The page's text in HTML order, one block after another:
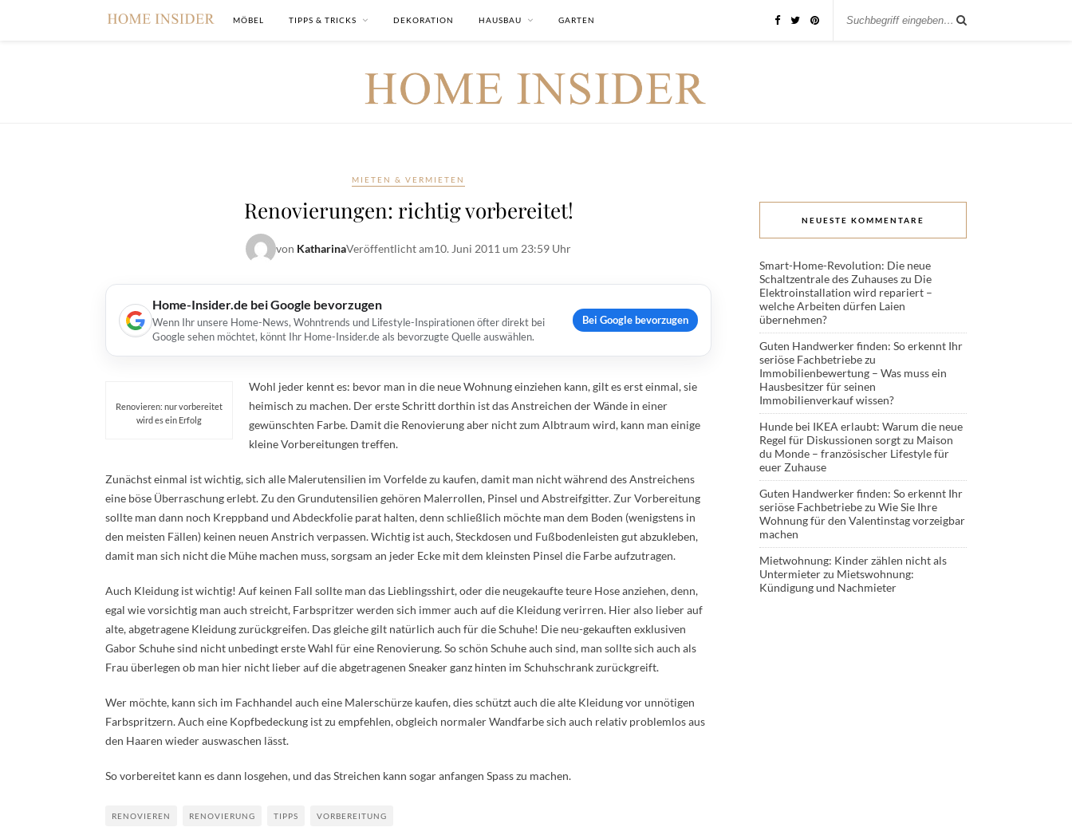
MÖBEL TIPPS & TRICKS DEKORATION HAUSBAU GARTEN
MIETEN & VERMIETEN
Renovierungen: richtig vorbereitet!
von KatharinaVeröffentlicht am10. Juni 2011 um 23:59 Uhr
Home-Insider.de bei Google bevorzugen
Wenn Ihr unsere Home-News, Wohntrends und Lifestyle-Inspirationen öfter direkt bei
Google sehen möchtet, könnt Ihr Home-Insider.de als bevorzugte Quelle auswählen.
Bei Google bevorzugen
Renovieren: nur vorbereitet
wird es ein Erfolg
Wohl jeder kennt es: bevor man in die neue Wohnung einziehen kann, gilt es erst einmal, sie
heimisch zu machen. Der erste Schritt dorthin ist das Anstreichen der Wände in einer
gewünschten Farbe. Damit die Renovierung aber nicht zum Albtraum wird, kann man einige
kleine Vorbereitungen treffen.
Zunächst einmal ist wichtig, sich alle Malerutensilien im Vorfelde zu kaufen, damit man nicht während des Anstreichens
eine böse Überraschung erlebt. Zu den Grundutensilien gehören Malerrollen, Pinsel und Abstreifgitter. Zur Vorbereitung
sollte man dann noch Kreppband und Abdeckfolie parat halten, denn schließlich möchte man dem Boden (wenigstens in
den meisten Fällen) keinen neuen Anstrich verpassen. Wichtig ist auch, Steckdosen und Fußbodenleisten gut abzukleben,
damit man sich nicht die Mühe machen muss, sorgsam an jeder Ecke mit dem kleinsten Pinsel die Farbe aufzutragen.
Auch Kleidung ist wichtig! Auf keinen Fall sollte man das Lieblingsshirt, oder die neugekaufte teure Hose anziehen, denn,
egal wie vorsichtig man auch streicht, Farbspritzer werden sich immer auch auf die Kleidung verirren. Hier also lieber auf
alte, abgetragene Kleidung zurückgreifen. Das gleiche gilt natürlich auch für die Schuhe! Die neu-gekauften exklusiven
Gabor Schuhe sind nicht unbedingt erste Wahl für eine Renovierung. So schön Schuhe auch sind, man sollte sich auch als
Frau überlegen ob man hier nicht lieber auf die abgetragenen Sneaker ganz hinten im Schuhschrank zurückgreift.
Wer möchte, kann sich im Fachhandel auch eine Malerschürze kaufen, dies schützt auch die alte Kleidung vor unnötigen
Farbspritzern. Auch eine Kopfbedeckung ist zu empfehlen, obgleich normaler Wandfarbe sich auch relativ problemlos aus
den Haaren wieder auswaschen lässt.
So vorbereitet kann es dann losgehen, und das Streichen kann sogar anfangen Spass zu machen.
RENOVIEREN RENOVIERUNG TIPPS VORBEREITUNG
NEUESTE KOMMENTARE
Smart-Home-Revolution: Die neue
Schaltzentrale des Zuhauseszu Die
Elektroinstallation wird repariert –
welche Arbeiten dürfen Laien
übernehmen?
Guten Handwerker finden: So erkennt Ihr
seriöse Fachbetriebezu
Immobilienbewertung – Was muss ein
Hausbesitzer für seinen
Immobilienverkauf wissen?
Hunde bei IKEA erlaubt: Warum die neue
Regel für Diskussionen sorgtzu Maison
du Monde – französischer Lifestyle für
euer Zuhause
Guten Handwerker finden: So erkennt Ihr
seriöse Fachbetriebezu Wie Sie Ihre
Wohnung für den Valentinstag vorzeigbar
machen
Mietwohnung: Kinder zählen nicht als
Untermieterzu Mietswohnung:
Kündigung und Nachmieter